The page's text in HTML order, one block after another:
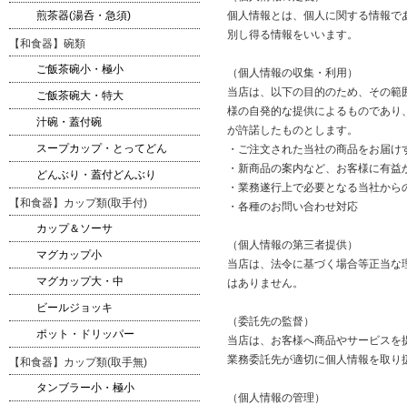
個人情報とは、個人に関する情報
別し得る情報をいいます。
（個人情報の収集・利用）
当店は、以下の目的のため、その
様の自発的な提供によるものであ
が許諾したものとします。
・ご注文された当社の商品をお届
・新商品の案内など、お客様に有
・業務遂行上で必要となる当社か
・各種のお問い合わせ対応
（個人情報の第三者提供）
当店は、法令に基づく場合等正当
はありません。
（委託先の監督）
当店は、お客様へ商品やサービス
業務委託先が適切に個人情報を取り
（個人情報の管理）
煎茶器(湯呑・急須)
【和食器】碗類
ご飯茶碗小・極小
ご飯茶碗大・特大
汁碗・蓋付碗
スープカップ・とってどん
どんぶり・蓋付どんぶり
【和食器】カップ類(取手付)
カップ＆ソーサ
マグカップ小
マグカップ大・中
ビールジョッキ
ポット・ドリッパー
【和食器】カップ類(取手無)
タンブラー小・極小